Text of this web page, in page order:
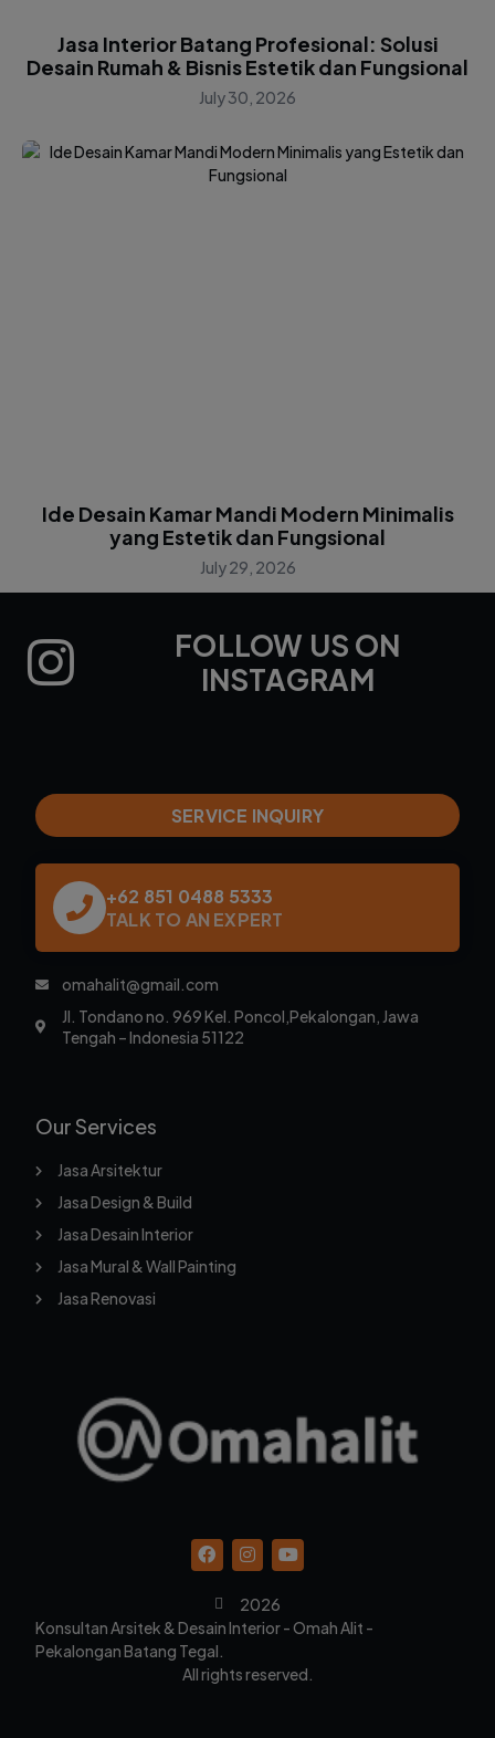
Jasa Interior Batang Profesional: Solusi
Desain Rumah & Bisnis Estetik dan Fungsional
July 30, 2026
Ide Desain Kamar Mandi Modern Minimalis
yang Estetik dan Fungsional
July 29, 2026
FOLLOW US ON
INSTAGRAM
2026
Konsultan Arsitek & Desain Interior - Omah Alit -
Pekalongan Batang Tegal.
All rights reserved.
Our Services
Jasa Arsitektur
Jasa Design & Build
Jasa Desain Interior
Jasa Mural & Wall Painting
Jasa Renovasi
SERVICE INQUIRY
+62 851 0488 5333
TALK TO AN EXPERT
omahalit@gmail.com
Jl. Tondano no. 969 Kel. Poncol,Pekalongan, Jawa
Tengah – Indonesia 51122